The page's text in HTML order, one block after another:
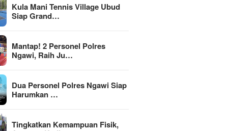
Kula Mani Tennis Village Ubud
Siap Grand…
Mantap! 2 Personel Polres
Ngawi, Raih Ju…
Dua Personel Polres Ngawi Siap
Harumkan …
Tingkatkan Kemampuan Fisik,